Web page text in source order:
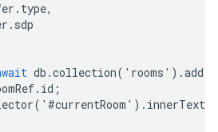
. type,
. sdp
db .collection( ' rooms ' ).add
. id ;
( ' #currentRoom ' ). innerText